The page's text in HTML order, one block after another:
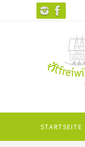
springen
STARTSEITE